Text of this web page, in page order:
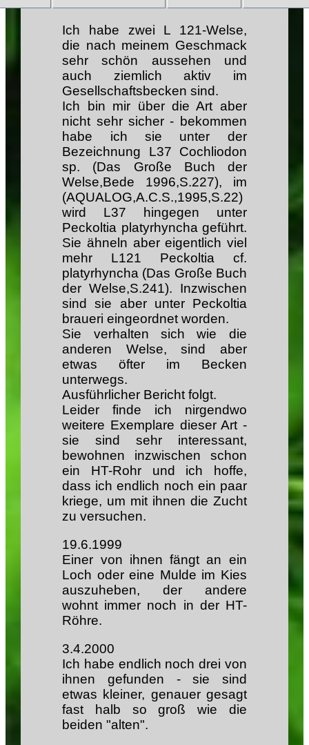
Ich habe zwei L 121-Welse,
die nach meinem Geschmack
sehr schön aussehen und
auch ziemlich aktiv im
Gesellschaftsbecken sind.
Ich bin mir über die Art aber
nicht sehr sicher - bekommen
habe ich sie unter der
Bezeichnung L37 Cochliodon
sp. (Das Große Buch der
Welse,Bede 1996,S.227), im
(AQUALOG,A.C.S.,1995,S.22)
wird L37 hingegen unter
Peckoltia platyrhyncha geführt.
Sie ähneln aber eigentlich viel
mehr L121 Peckoltia cf.
platyrhyncha (Das Große Buch
der Welse,S.241). Inzwischen
sind sie aber unter Peckoltia
braueri eingeordnet worden.
Sie verhalten sich wie die
anderen Welse, sind aber
etwas öfter im Becken
unterwegs.
Ausführlicher Bericht folgt.
Leider finde ich nirgendwo
weitere Exemplare dieser Art -
sie sind sehr interessant,
bewohnen inzwischen schon
ein HT-Rohr und ich hoffe,
dass ich endlich noch ein paar
kriege, um mit ihnen die Zucht
zu versuchen.
19.6.1999
Einer von ihnen fängt an ein
Loch oder eine Mulde im Kies
auszuheben, der andere
wohnt immer noch in der HT-
Röhre.
3.4.2000
Ich habe endlich noch drei von
ihnen gefunden - sie sind
etwas kleiner, genauer gesagt
fast halb so groß wie die
beiden "alten".